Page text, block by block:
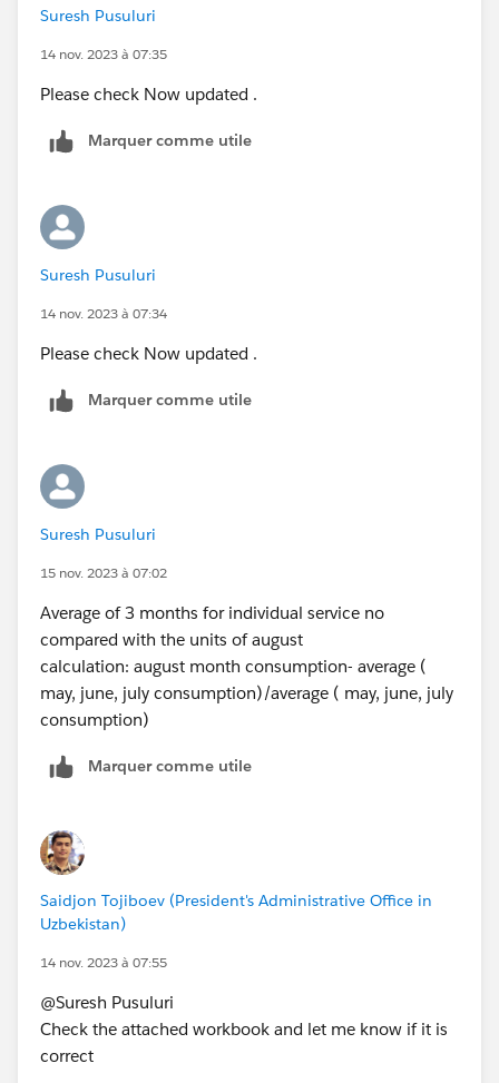
Suresh Pusuluri
14 nov. 2023 à 07:35
Please check Now updated .
Marquer comme utile
Suresh Pusuluri
14 nov. 2023 à 07:34
Please check Now updated .
Marquer comme utile
Suresh Pusuluri
15 nov. 2023 à 07:02
Average of 3 months for individual service no
compared with the units of august
calculation: august month consumption- average (
may, june, july consumption)/average ( may, june, july
consumption)
Marquer comme utile
Saidjon Tojiboev (President's Administrative Office in
Uzbekistan)
14 nov. 2023 à 07:55
@Suresh Pusuluri​
Check the attached workbook and let me know if it is
correct